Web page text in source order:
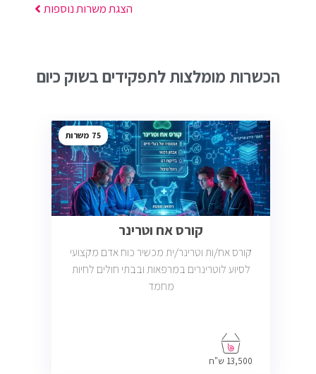
הצגת משרות נוספות
הכשרות מומלצות לתפקידים בשוק כיום
75
קורס אח וטרינר
קורס אח/ות וטרינר/ית מכשיר כוח אדם מקצועי
לסיוע לוטרינרים במרפאות ובבתי חולים לחיות
מחמד
13,500 ש"ח